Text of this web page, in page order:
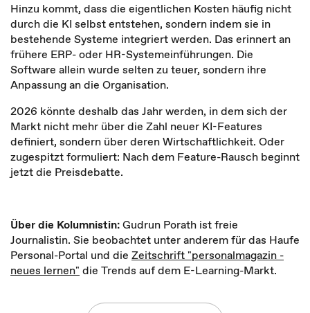
Hinzu kommt, dass die eigentlichen Kosten häufig nicht
durch die KI selbst entstehen, sondern indem sie in
bestehende Systeme integriert werden. Das erinnert an
frühere ERP- oder HR-Systemeinführungen. Die
Software allein wurde selten zu teuer, sondern ihre
Anpassung an die Organisation.
2026 könnte deshalb das Jahr werden, in dem sich der
Markt nicht mehr über die Zahl neuer KI-Features
definiert, sondern über deren Wirtschaftlichkeit. Oder
zugespitzt formuliert: Nach dem Feature-Rausch beginnt
jetzt die Preisdebatte.
Über die Kolumnistin:Gudrun Porath ist freie
Journalistin. Sie beobachtet unter anderem für das Haufe
Personal-Portal und die Zeitschrift "personalmagazin -
neues lernen" die Trends auf dem E-Learning-Markt.